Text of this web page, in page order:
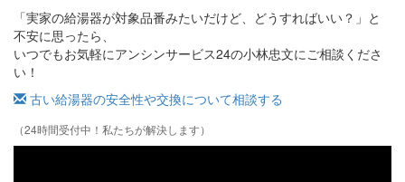
「実家の給湯器が対象品番みたいだけど、どうすればいい？」と
不安に思ったら、
いつでもお気軽にアンシンサービス24の小林忠文にご相談くださ
い！
古い給湯器の安全性や交換について相談する
（24時間受付中！私たちが解決します）